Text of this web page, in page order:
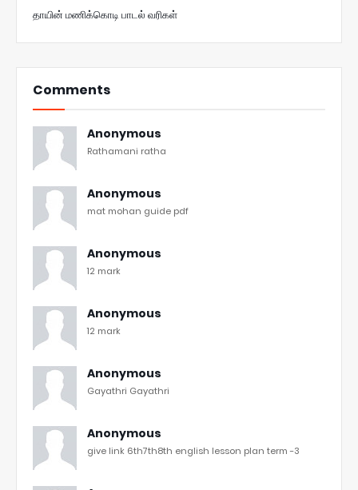
தாயின் மணிக்கொடி பாடல் வரிகள்
Comments
Anonymous
Rathamani ratha
Anonymous
mat mohan guide pdf
Anonymous
12 mark
Anonymous
12 mark
Anonymous
Gayathri Gayathri
Anonymous
give link 6th7th8th english lesson plan term -3